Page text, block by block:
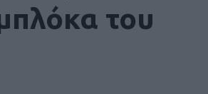
του